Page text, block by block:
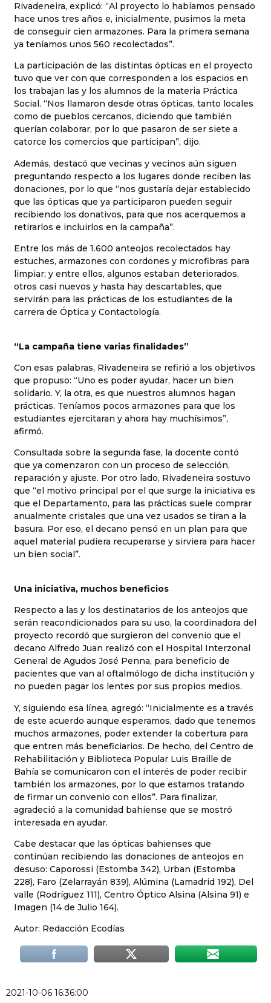
Rivadeneira, explicó: “Al proyecto lo habíamos pensado
hace unos tres años e, inicialmente, pusimos la meta
de conseguir cien armazones. Para la primera semana
ya teníamos unos 560 recolectados”.
La participación de las distintas ópticas en el proyecto
tuvo que ver con que corresponden a los espacios en
los trabajan las y los alumnos de la materia Práctica
Social. “Nos llamaron desde otras ópticas, tanto locales
como de pueblos cercanos, diciendo que también
querían colaborar, por lo que pasaron de ser siete a
catorce los comercios que participan”, dijo.
Además, destacó que vecinas y vecinos aún siguen
preguntando respecto a los lugares donde reciben las
donaciones, por lo que “nos gustaría dejar establecido
que las ópticas que ya participaron pueden seguir
recibiendo los donativos, para que nos acerquemos a
retirarlos e incluirlos en la campaña”.
Entre los más de 1.600 anteojos recolectados hay
estuches, armazones con cordones y microfibras para
limpiar; y entre ellos, algunos estaban deteriorados,
otros casi nuevos y hasta hay descartables, que
servirán para las prácticas de los estudiantes de la
carrera de Óptica y Contactología.
“La campaña tiene varias finalidades”
Con esas palabras, Rivadeneira se refirió a los objetivos
que propuso: “Uno es poder ayudar, hacer un bien
solidario. Y, la otra, es que nuestros alumnos hagan
prácticas. Teníamos pocos armazones para que los
estudiantes ejercitaran y ahora hay muchísimos”,
afirmó.
Consultada sobre la segunda fase, la docente contó
que ya comenzaron con un proceso de selección,
reparación y ajuste. Por otro lado, Rivadeneira sostuvo
que “el motivo principal por el que surge la iniciativa es
que el Departamento, para las prácticas suele comprar
anualmente cristales que una vez usados se tiran a la
basura. Por eso, el decano pensó en un plan para que
aquel material pudiera recuperarse y sirviera para hacer
un bien social”.
Una iniciativa, muchos beneficios
Respecto a las y los destinatarios de los anteojos que
serán reacondicionados para su uso, la coordinadora del
proyecto recordó que surgieron del convenio que el
decano Alfredo Juan realizó con el Hospital Interzonal
General de Agudos José Penna, para beneficio de
pacientes que van al oftalmólogo de dicha institución y
no pueden pagar los lentes por sus propios medios.
Y, siguiendo esa línea, agregó: “Inicialmente es a través
de este acuerdo aunque esperamos, dado que tenemos
muchos armazones, poder extender la cobertura para
que entren más beneficiarios. De hecho, del Centro de
Rehabilitación y Biblioteca Popular Luis Braille de
Bahía se comunicaron con el interés de poder recibir
también los armazones, por lo que estamos tratando
de firmar un convenio con ellos”. Para finalizar,
agradeció a la comunidad bahiense que se mostró
interesada en ayudar.
Cabe destacar que las ópticas bahienses que
continúan recibiendo las donaciones de anteojos en
desuso: Caporossi (Estomba 342), Urban (Estomba
228), Faro (Zelarrayán 839), Alúmina (Lamadrid 192), Del
valle (Rodríguez 111), Centro Óptico Alsina (Alsina 91) e
Imagen (14 de Julio 164).
Autor: Redacción Ecodías
2021-10-06 16:36:00